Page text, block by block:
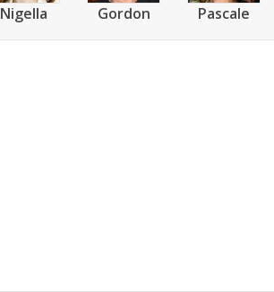
Nigella Gordon Pascale